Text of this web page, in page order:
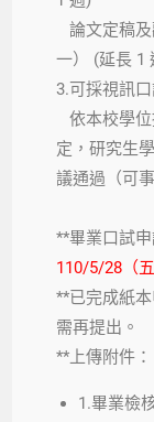
論文定稿及
一） (延長 1
3.可採視訊口
依本校學
定，研究生
議通過（可
**畢業口試
110/5/28（
**已完成紙
需再提出。
**上傳附件：
1.畢業檢